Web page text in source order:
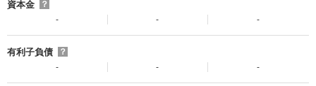
資本金
？
-
- -
有利子負債
？
-
- -